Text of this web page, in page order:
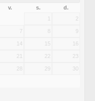
v. s.
d.
1
2
7 8 9
14 15 16
21 22 23
28 29 30